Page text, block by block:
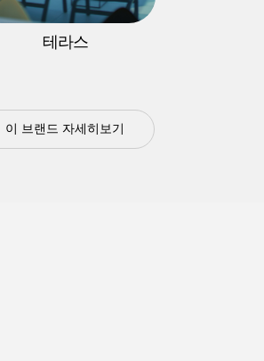
테라스
이 브랜드 자세히보기